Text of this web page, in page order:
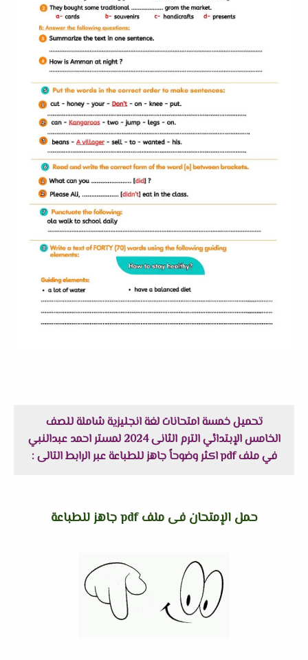
تحميل خمسة امتحانات لغة انجليزية شاملة للصف
الخامس الإبتدائي الترم الثانى 2024 لمستر احمد عبدالنبي
في ملف pdf اكثر وضوحاً جاهز للطباعة عبر الرابط التالى :
حمل الإمتحان فى ملف pdf جاهز للطباعة